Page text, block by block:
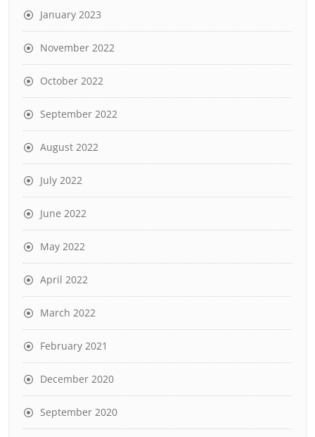
January 2023
November 2022
October 2022
September 2022
August 2022
July 2022
June 2022
May 2022
April 2022
March 2022
February 2021
December 2020
September 2020